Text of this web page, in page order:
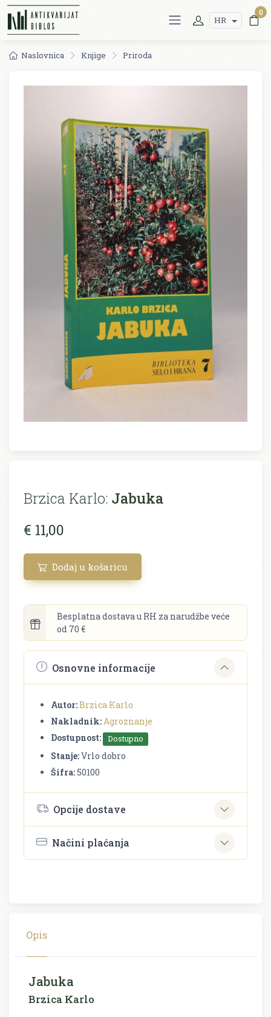
HR
0
Naslovnica Knjige Priroda
Brzica Karlo: Jabuka
€ 11,00
Dodaj u košaricu
Besplatna dostava u RH za narudžbe veće
od 70 €
Osnovne informacije
Autor:Brzica Karlo
Nakladnik:Agroznanje
Dostupnost:
Dostupno
Stanje:Vrlo dobro
Šifra:50100
Opcije dostave
Načini plaćanja
Opis
Jabuka
Brzica Karlo